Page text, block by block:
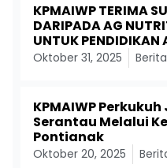
KPMAIWP TERIMA
DARIPADA AG
UNTUK PENDIDIKAN
Oktober 31, 2025
KPMAIWP
Serantau Melalui
Pontianak
Oktober 20, 2025